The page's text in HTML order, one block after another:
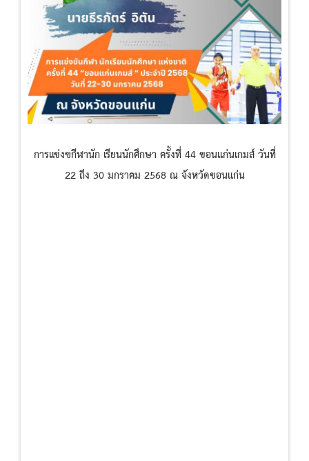
การแข่งฃกีฬานัก เรียนนักศึกษา ครั้งที่ 44 ขอนแก่นเกมส์ วันที่
22 ถึง 30 มกราคม 2568 ณ จังหวัดขอนแก่น